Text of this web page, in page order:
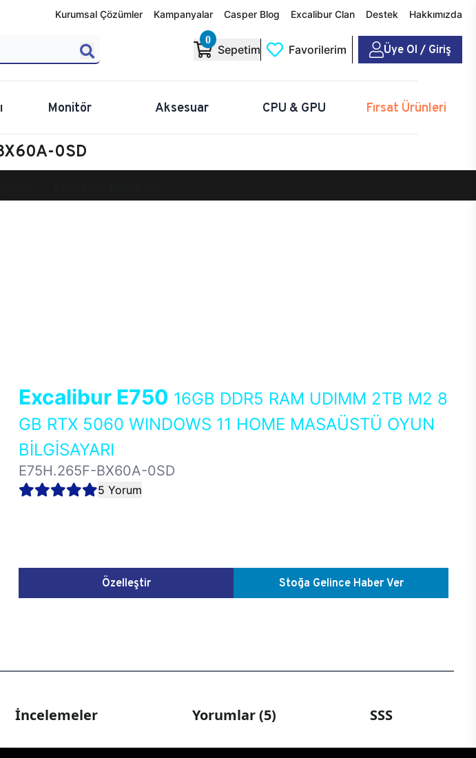
Kurumsal Çözümler Kampanyalar Casper Blog Excalibur Clan Destek Hakkımızda
0
Sepetim Favorilerim Üye Ol / Giriş
Monitör Aksesuar CPU & GPU Fırsat Ürünleri
0SD
Excalibur E750 16GB DDR5 RAM UDIMM 2TB M2 8
GB RTX 5060 WINDOWS 11 HOME MASAÜSTÜ OYUN
BİLGİSAYARI
E75H.265F-BX60A-0SD
5 Yorum
Özelleştir Stoğa Gelince Haber Ver
İncelemeler Yorumlar (5) SSS